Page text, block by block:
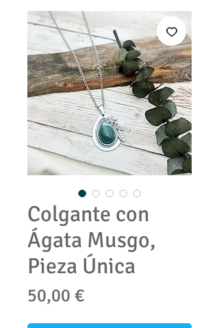
Colgante con
Ágata Musgo,
Pieza Única
50,00 €